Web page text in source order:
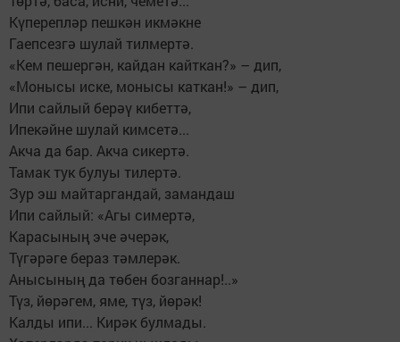
Күперепләр пешкән икмәкне
Гаепсезгә шулай тилмертә.
«Кем пешергән, кайдан кайткан?» – дип,
«Монысы иске, монысы каткан!» – дип,
Ипи сайлый берәү кибеттә,
Ипекәйне шулай кимсетә...
Акча да бар. Акча сикертә.
Тамак тук булуы тилертә.
Зур эш майтаргандай, замандаш
Ипи сайлый: «Агы симертә,
Карасының эче әчерәк,
Түгәрәге бераз тәмлерәк.
Анысының да төбен бозганнар!..»
Түз, йөрәгем, яме, түз, йөрәк!
Калды ипи... Кирәк булмады.